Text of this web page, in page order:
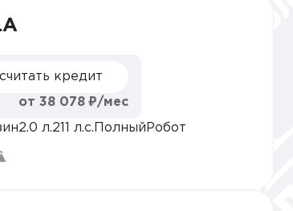
кредит
от 38 078 ₽/мес
2.0 л.211 л.с. Полный Робот